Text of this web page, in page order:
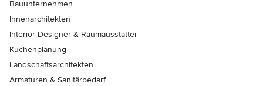
Bauunternehmen
Innenarchitekten
Interior Designer & Raumausstatter
Küchenplanung
Landschaftsarchitekten
Armaturen & Sanitärbedarf